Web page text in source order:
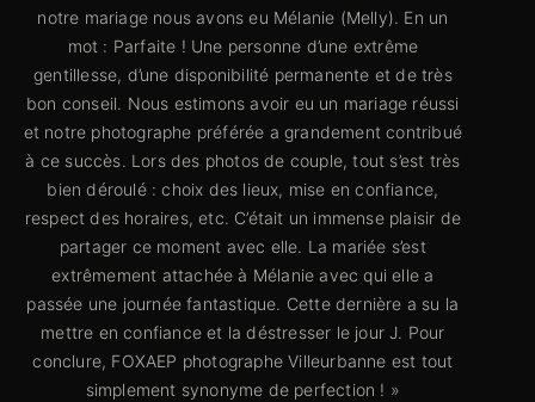
notre mariage nous avons eu Mélanie (Melly). En un
mot : Parfaite ! Une personne d’une extrême
gentillesse, d’une disponibilité permanente et de très
bon conseil. Nous estimons avoir eu un mariage réussi
et notre photographe préférée a grandement contribué
à ce succès. Lors des photos de couple, tout s’est très
bien déroulé : choix des lieux, mise en confiance,
respect des horaires, etc. C’était un immense plaisir de
partager ce moment avec elle. La mariée s’est
extrêmement attachée à Mélanie avec qui elle a
passée une journée fantastique. Cette dernière a su la
mettre en confiance et la déstresser le jour J. Pour
conclure, FOXAEP photographe Villeurbanne est tout
simplement synonyme de perfection ! »